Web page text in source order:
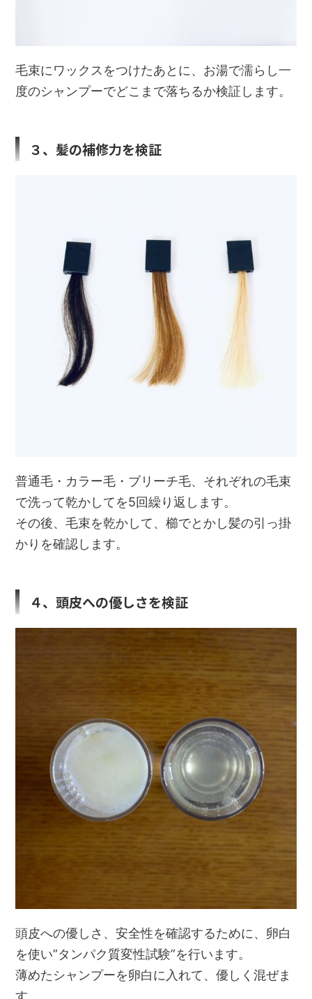
毛束にワックスをつけたあとに、お湯で濡らし一
度のシャンプーでどこまで落ちるか検証します。
３、髪の補修力を検証
普通毛・カラー毛・ブリーチ毛、それぞれの毛束
で洗って乾かしてを5回繰り返します。
その後、毛束を乾かして、櫛でとかし髪の引っ掛
かりを確認します。
４、頭皮への優しさを検証
頭皮への優しさ、安全性を確認するために、卵白
を使い”タンパク質変性試験”を行います。
薄めたシャンプーを卵白に入れて、優しく混ぜま
す。